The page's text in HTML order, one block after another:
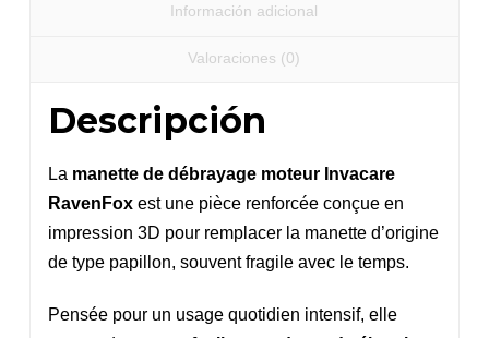
Información adicional
Valoraciones (0)
Descripción
La manette de débrayage moteur Invacare
RavenFoxest une pièce renforcée conçue en
impression 3D pour remplacer la manette d’origine
de type papillon, souvent fragile avec le temps.
Pensée pour un usage quotidien intensif, elle